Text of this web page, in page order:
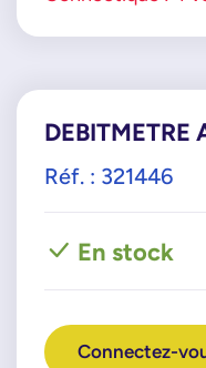
DEBITMETRE
Réf. : 321446
En stock
Connectez-